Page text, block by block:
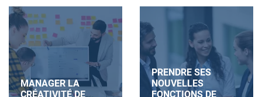
MANAGER LA
CRÉATIVITÉ DE
PRENDRE SES
NOUVELLES
FONCTIONS DE